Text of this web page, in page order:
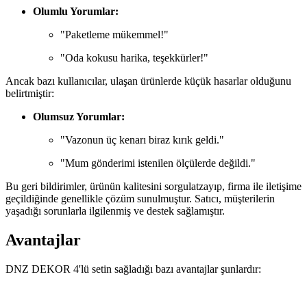
Olumlu Yorumlar:
"Paketleme mükemmel!"
"Oda kokusu harika, teşekkürler!"
Ancak bazı kullanıcılar, ulaşan ürünlerde küçük hasarlar olduğunu
belirtmiştir:
Olumsuz Yorumlar:
"Vazonun üç kenarı biraz kırık geldi."
"Mum gönderimi istenilen ölçülerde değildi."
Bu geri bildirimler, ürünün kalitesini sorgulatzayıp, firma ile iletişime
geçildiğinde genellikle çözüm sunulmuştur. Satıcı, müşterilerin
yaşadığı sorunlarla ilgilenmiş ve destek sağlamıştır.
Avantajlar
DNZ DEKOR 4'lü setin sağladığı bazı avantajlar şunlardır: